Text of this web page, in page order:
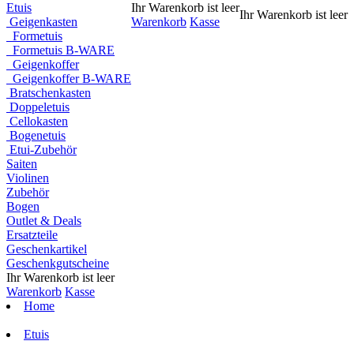
Ihr Warenkorb ist leer
Warenkorb Kasse
Ihr Warenkorb ist leer
Etuis
Geigenkasten
Formetuis
Formetuis B-WARE
Geigenkoffer
Geigenkoffer B-WARE
Bratschenkasten
Doppeletuis
Cellokasten
Bogenetuis
Etui-Zubehör
Saiten
Violinen
Zubehör
Bogen
Outlet & Deals
Ersatzteile
Geschenkartikel
Geschenkgutscheine
Ihr Warenkorb ist leer
Warenkorb Kasse
Home
Etuis